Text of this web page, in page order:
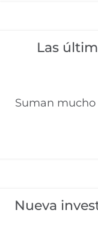
Las
Suman
Nueva